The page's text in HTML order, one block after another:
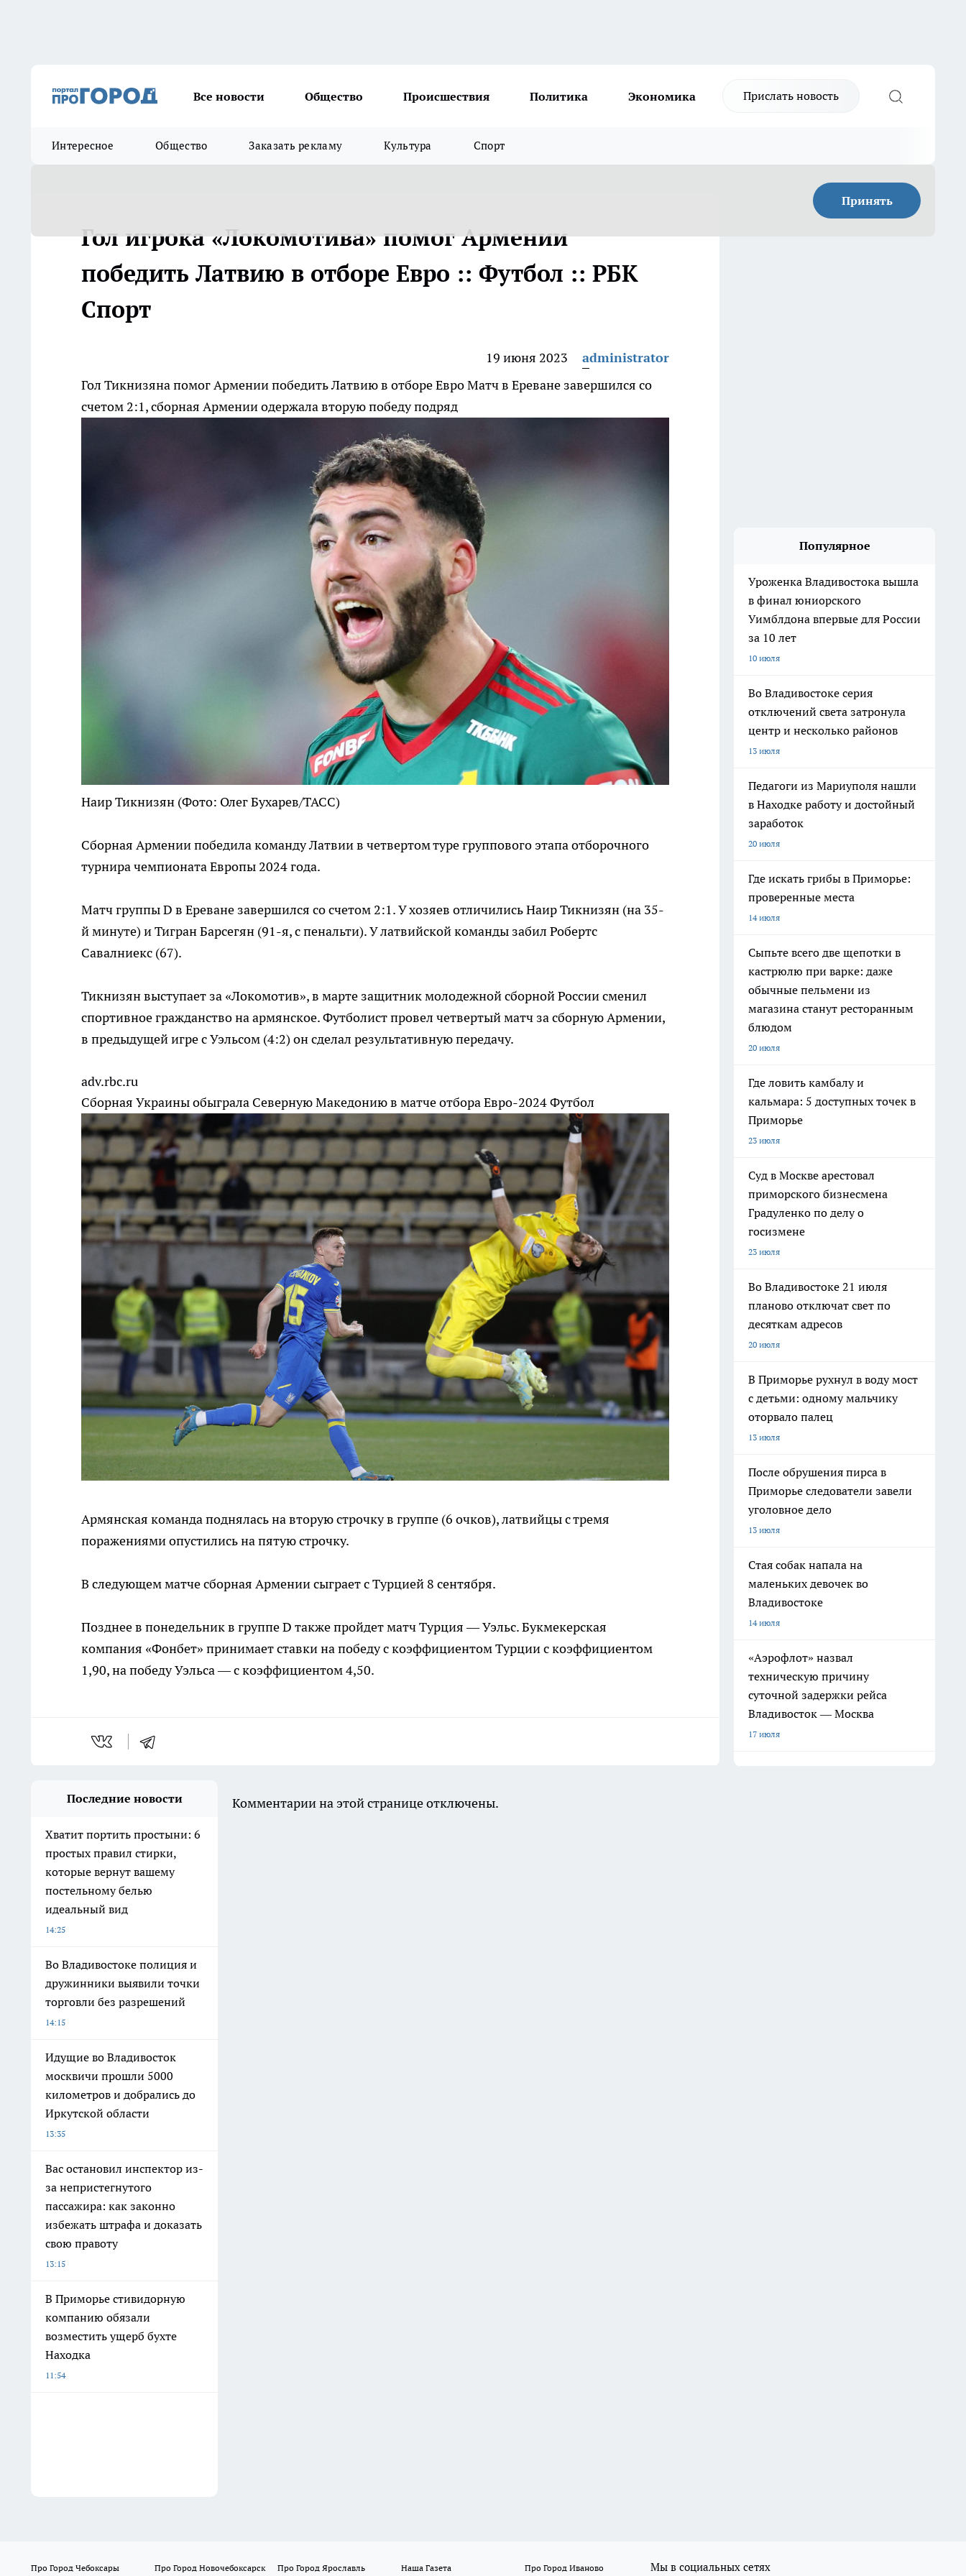
Все новости Общество Происшествия Политика Экономика Прислать новость
Интересное Общество Заказать рекламу Культура Спорт
Принять
Гол игрока «Локомотива» помог Армении
победить Латвию в отборе Евро :: Футбол :: РБК
Спорт
19 июня 2023
administrator
Гол Тикнизяна помог Армении победить Латвию в отборе ЕвроМатч в Ереване завершился со
счетом 2:1, сборная Армении одержала вторую победу подряд
Наир Тикнизян (Фото: Олег Бухарев/ТАСС)
Сборная Армении победила команду Латвии в четвертом туре группового этапа отборочного
турнира чемпионата Европы 2024 года.
Матч группы D в Ереване завершился со счетом 2:1. У хозяев отличились Наир Тикнизян (на 35-
й минуте) и Тигран Барсегян (91-я, с пенальти). У латвийской команды забил Робертс
Савалниекс (67).
Тикнизян выступает за «Локомотив», в марте защитник молодежной сборной России сменил
спортивное гражданство на армянское. Футболист провел четвертый матч за сборную Армении,
в предыдущей игре с Уэльсом (4:2) он сделал результативную передачу.
adv.rbc.ru
Сборная Украины обыграла Северную Македонию в матче отбора Евро-2024Футбол
Армянская команда поднялась на вторую строчку в группе (6 очков), латвийцы с тремя
поражениями опустились на пятую строчку.
В следующем матче сборная Армении сыграет с Турцией 8 сентября.
Позднее в понедельник в группе D также пройдет матч Турция — Уэльс. Букмекерская
компания «Фонбет» принимает ставки на победу с коэффициентом Турции с коэффициентом
1,90, на победу Уэльса — с коэффициентом 4,50.
Популярное
Уроженка Владивостока вышла
в финал юниорского
Уимблдона впервые для России
за 10 лет
10 июля
Во Владивостоке серия
отключений света затронула
центр и несколько районов
13 июля
Педагоги из Мариуполя нашли
в Находке работу и достойный
заработок
20 июля
Где искать грибы в Приморье:
проверенные места
14 июля
Сыпьте всего две щепотки в
кастрюлю при варке: даже
обычные пельмени из
магазина станут ресторанным
блюдом
20 июля
Где ловить камбалу и
кальмара: 5 доступных точек в
Приморье
23 июля
Суд в Москве арестовал
приморского бизнесмена
Градуленко по делу о
госизмене
23 июля
Во Владивостоке 21 июля
планово отключат свет по
десяткам адресов
20 июля
В Приморье рухнул в воду мост
с детьми: одному мальчику
оторвало палец
13 июля
После обрушения пирса в
Приморье следователи завели
уголовное дело
13 июля
Стая собак напала на
маленьких девочек во
Владивостоке
14 июля
«Аэрофлот» назвал
техническую причину
суточной задержки рейса
Владивосток — Москва
17 июля
Последние новости
Хватит портить простыни: 6
простых правил стирки,
которые вернут вашему
постельному белью
идеальный вид
14:25
Во Владивостоке полиция и
дружинники выявили точки
торговли без разрешений
14:15
Идущие во Владивосток
москвичи прошли 5000
километров и добрались до
Иркутской области
13:35
Вас остановил инспектор из-
за непристегнутого
пассажира: как законно
избежать штрафа и доказать
свою правоту
13:15
В Приморье стивидорную
компанию обязали
возместить ущерб бухте
Находка
11:54
Комментарии на этой странице отключены.
Про Город Чебоксары Про Город Новочебоксарск Про Город Ярославль Наша Газета Про Город Иваново Мы в социальных сетях